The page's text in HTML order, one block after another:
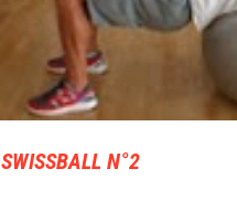
SWISSBALL N°2